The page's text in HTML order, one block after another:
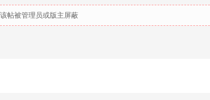
该帖被管理员或版主屏蔽